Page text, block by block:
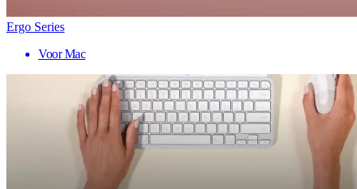
Ergo Series
Voor Mac